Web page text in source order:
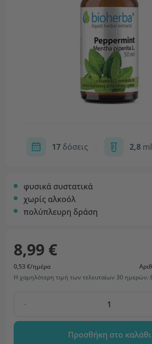
17 δόσεις 2,8
φυσικά συστατικά
χωρίς αλκοόλ
πολύπλευρη δράση
8,99 €
0,53 €/ημέρα
Η χαμηλότερη τιμή των τελευταίων 30 ημερών:
-
Προσθήκη στο καλάθι